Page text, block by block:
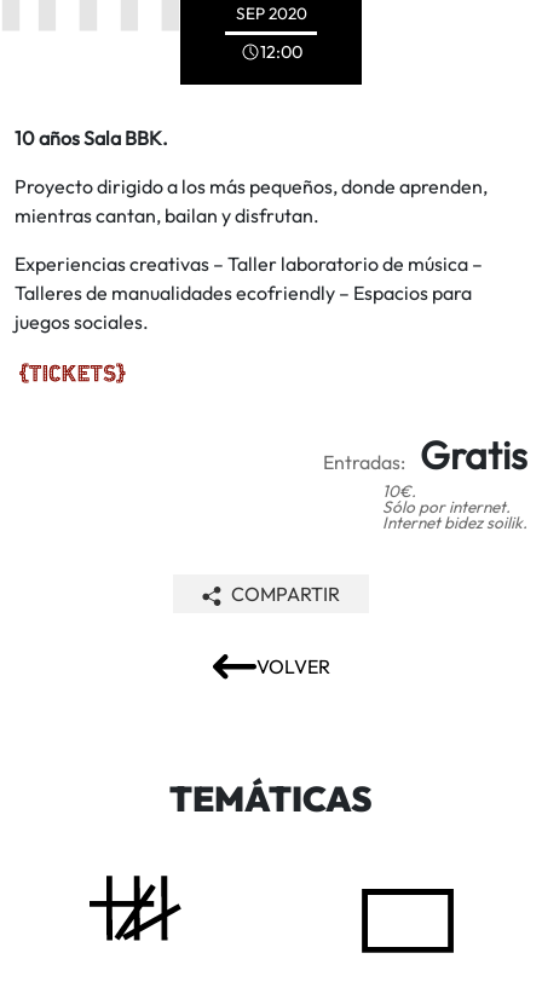
SEP2020
12:00
10 años Sala BBK.
Proyecto dirigido a los más pequeños, donde aprenden,
mientras cantan, bailan y disfrutan.
Experiencias creativas – Taller laboratorio de música –
Talleres de manualidades ecofriendly – Espacios para
juegos sociales.
Entradas: Gratis
10€.
Sólo por internet.
Internet bidez soilik.
VOLVER
COMPARTIR
TEMÁTICAS